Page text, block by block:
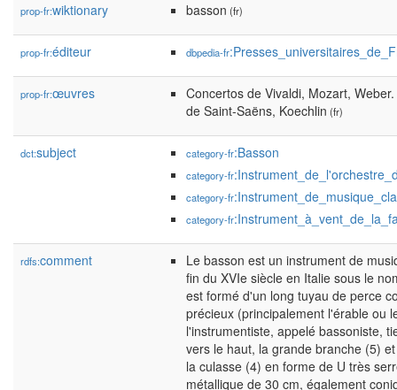
prop-fr:wiktionary basson (fr)
prop-fr:éditeur dbpedia-fr
prop-fr:œuvres
Concertos de Vivaldi, Mozart,
de Saint-Saëns, Koechlin (fr)
dct:subject category-fr:Basson
category-fr
category-fr
category-fr
rdfs:comment
Le basson est un instrument de
fin du XVIe siècle en Italie sous le
est formé d'un long tuyau de perce
précieux (principalement l'érable ou
l'instrumentiste, appelé bassoniste,
vers le haut, la grande branche (5)
la culasse (4) en forme de U très
métallique de 30 cm, également